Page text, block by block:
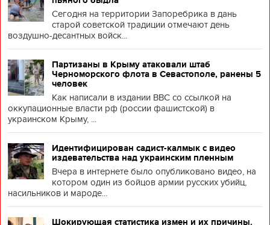
Сегодня на территории Запоребрика в дань
старой советской традиции отмечают день
воздушно-десантных войск...
Партизаны в Крыму атаковали штаб
Черноморского флота в Севастополе, ранены 5
человек
Как написали в издании BBC со ссылкой на
оккупационные власти рф (россии фашистской) в
украинском Крыму, ...
Идентифицирован садист-калмык с видео
издевательства над украинским пленным
Вчера в интернете было опубликовано видео, на
котором один из бойцов армии русских убийц,
насильников и мароде...
Шокирующая статистика измен и их причины.